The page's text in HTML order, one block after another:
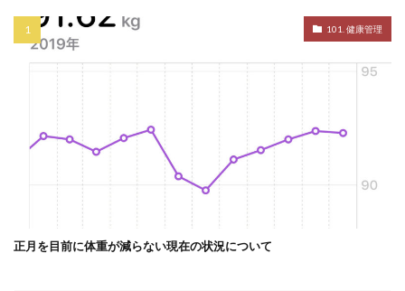
101. 健康管理
正月を目前に体重が減らない現在の状況について